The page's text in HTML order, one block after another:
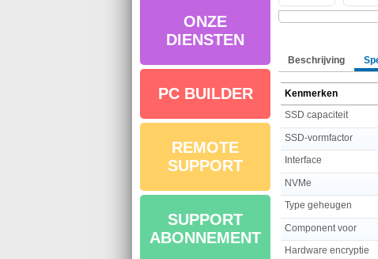
ONZE
DIENSTEN
PC BUILDER
REMOTE
SUPPORT
SUPPORT
ABONNEMENT
Beschrijving
Kenmerken
SSD capaciteit
SSD-vormfactor
Interface
NVMe
Type geheugen
Component voor
Hardware encryptie